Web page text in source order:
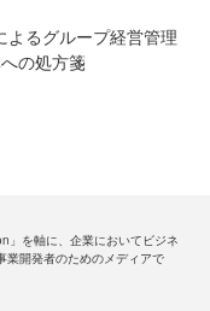
よるグループ経営管理
の処方箋
」を軸に、企業においてビジネ
業開発者のためのメディアで